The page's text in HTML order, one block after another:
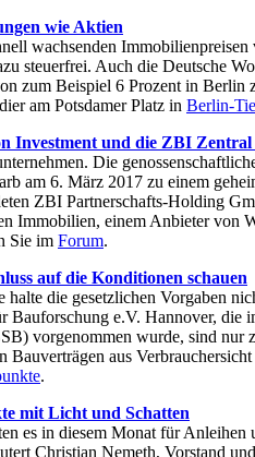
wie Aktien
wachsenden Immobilienpreisen
steuerfrei. Auch die Deutsche
zum Beispiel 6 Prozent in Berlin
am Potsdamer Platz in Berlin-
Investment und die ZBI
Die
am 6. März 2017 zu einem
ZBI Partnerschafts-Holding
Immobilien, einem Anbieter von
Sie im Forum.
auf die Konditionen schauen
die gesetzlichen Vorgaben
Bauforschung e.V. Hannover, die
vorgenommen wurde, sind nur
Bauverträgen aus
.
mit Licht und Schatten
es in diesem Monat für Anleihen
Christian Nemeth, Vorstand